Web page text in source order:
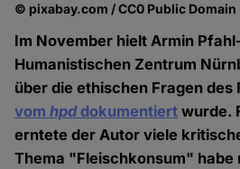
© pixabay.com / CC0 Public Domain
Im November hielt Armin
Humanistischen Zentrum
über die ethischen Fragen
vomhpddokumentiert wurde.
erntete der Autor viele
Thema "Fleischkonsum" habe